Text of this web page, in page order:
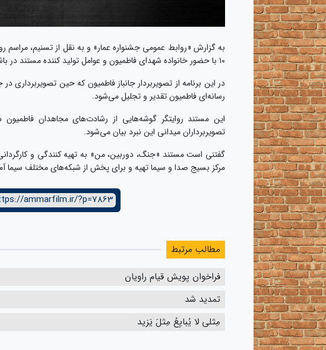
۱۰ با حضور خانواده شهدای فاطمیون و عوامل تولید کننده مستند در باشگاه خبرنگاران پویا برگزار می‌شود.
در این برنامه از تصویربردار جانباز فاطمیون که حین
رسانه‌ای فاطمیون تقدیر و تجلیل می‌شود.
این مستند روایتگر گوشه‌هایی از رشادت‌های مجاهدان
تصویربرداران میدانی این نبرد بیان می‌شود.
گفتنی است مستند «جنگ، دوربین، من» به تهیه کنندگی و
مرکز بسیج صدا و سیما تهیه و برای پخش از شبکه‌های مختلف سیما
ammarfilm.ir/?p=7863
مطالب مرتبط
فراخوان پویش قیام راویان
تمدید شد
مِثلی لا یُبایِعُ مِثلَ یَزید